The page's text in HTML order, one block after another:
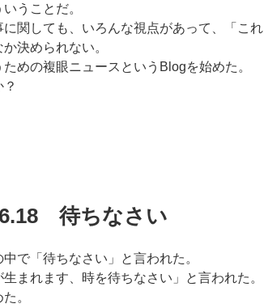
うことだ。
関しても、いろんな視点があって、「これ
決められない。
めの複眼ニュースというBlogを始めた。
待ちなさい
で「待ちなさい」と言われた。
まれます、時を待ちなさい」と言われた。
。